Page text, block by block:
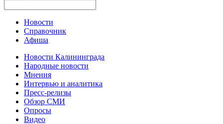
Новости
Справочник
Афиша
Новости Калининграда
Народные новости
Мнения
Интервью и аналитика
Пресс-релизы
Обзор СМИ
Опросы
Видео